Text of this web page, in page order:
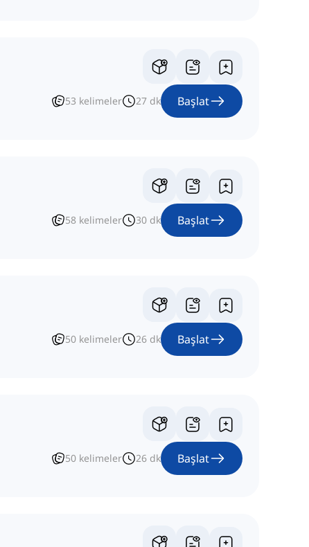
53 kelimeler 27 dk Başlat
58 kelimeler 30 dk Başlat
50 kelimeler 26 dk Başlat
50 kelimeler 26 dk Başlat